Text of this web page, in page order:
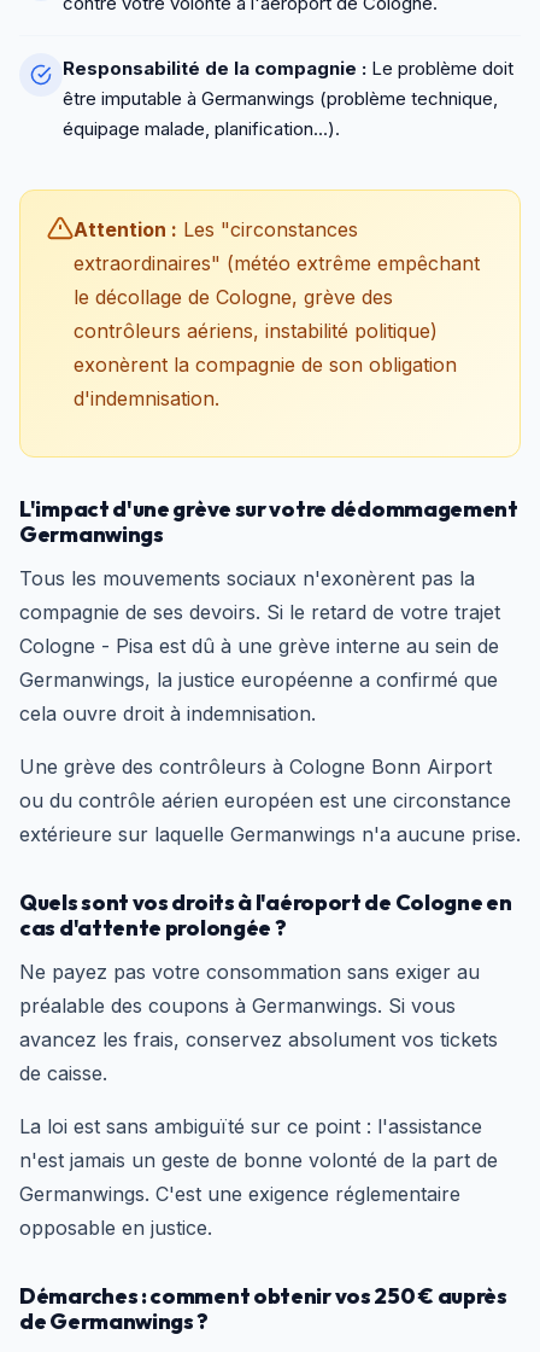
Responsabilité de la compagnie : Le problème doit
être imputable à Germanwings (problème technique,
équipage malade, planification...).
Attention : Les "circonstances
extraordinaires" (météo extrême empêchant
le décollage de Cologne, grève des
contrôleurs aériens, instabilité politique)
exonèrent la compagnie de son obligation
d'indemnisation.
L'impact d'une grève sur votre dédommagement
Germanwings
Tous les mouvements sociaux n'exonèrent pas la
compagnie de ses devoirs. Si le retard de votre trajet
Cologne - Pisa est dû à une grève interne au sein de
Germanwings, la justice européenne a confirmé que
cela ouvre droit à indemnisation.
Une grève des contrôleurs à Cologne Bonn Airport
ou du contrôle aérien européen est une circonstance
extérieure sur laquelle Germanwings n'a aucune prise.
Quels sont vos droits à l'aéroport de Cologne en
cas d'attente prolongée ?
Ne payez pas votre consommation sans exiger au
préalable des coupons à Germanwings. Si vous
avancez les frais, conservez absolument vos tickets
de caisse.
La loi est sans ambiguïté sur ce point : l'assistance
n'est jamais un geste de bonne volonté de la part de
Germanwings. C'est une exigence réglementaire
opposable en justice.
Démarches : comment obtenir vos 250 € auprès
de Germanwings ?